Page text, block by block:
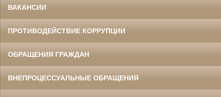
ВАКАНСИИ
ПРОТИВОДЕЙСТВИЕ КОРРУПЦИИ
ОБРАЩЕНИЯ ГРАЖДАН
ВНЕПРОЦЕССУАЛЬНЫЕ ОБРАЩЕНИЯ